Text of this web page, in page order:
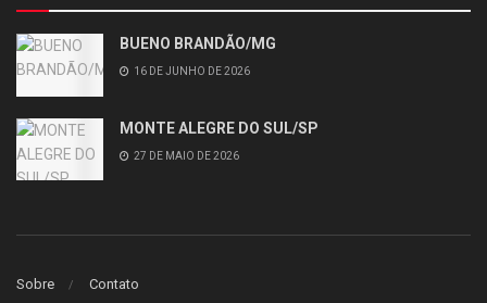
BUENO BRANDÃO/MG
16 DE JUNHO DE 2026
MONTE ALEGRE DO SUL/SP
27 DE MAIO DE 2026
Sobre Contato